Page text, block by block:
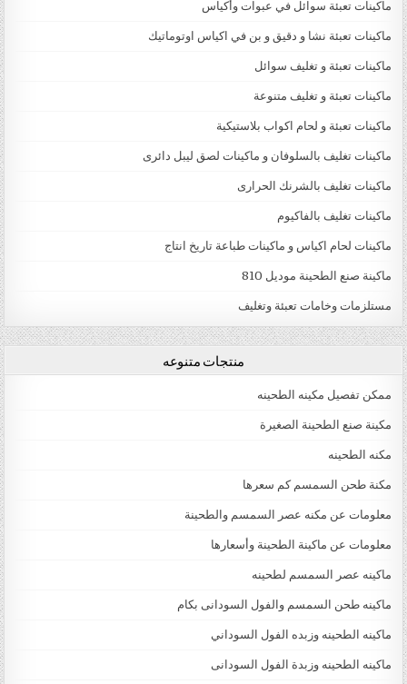
ماكينات تعبئة سوائل في عبوات وأكياس
ماكينات تعبئة نشا و دقيق و بن في اكياس اوتوماتيك
ماكينات تعبئة و تغليف سوائل
ماكينات تعبئة و تغليف متنوعة
ماكينات تعبئة و لحام اكواب بلاستيكية
ماكينات تغليف بالسلوفان و ماكينات لصق ليبل دائرى
ماكينات تغليف بالشرنك الحرارى
ماكينات تغليف بالفاكيوم
ماكينات لحام اكياس و ماكينات طباعة تاريخ انتاج
ماكينة صنع الطحينة موديل 810
مستلزمات وخامات تعبئة وتغليف
منتجات متنوعه
ممكن تفصيل مكينه الطحينه
مكينة صنع الطحينة الصغيرة
مكنه الطحينه
مكنة طحن السمسم كم سعرها
معلومات عن مكنه عصر السمسم والطحينة
معلومات عن ماكينة الطحينة وأسعارها
ماكينه عصر السمسم لطحينه
ماكينه طحن السمسم والفول السودانى بكام
ماكينه الطحينه وزبده الفول السوداني
ماكينه الطحينه وزبدة الفول السودانى